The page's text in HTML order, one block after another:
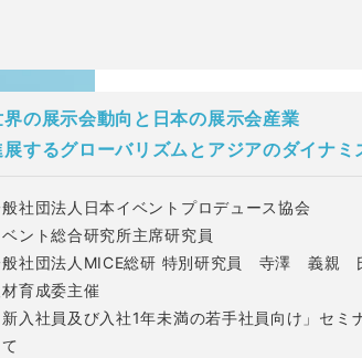
界の展示会動向と日本の展示会産業
展するグローバリズムとアジアのダイナミ
社団法人日本イベントプロデュース協会
ント総合研究所主席研究員
般社団法人MICE総研 特別研究員 寺澤 義親
育成委主催
入社員及び入社1年未満の若手社員向け」セミ